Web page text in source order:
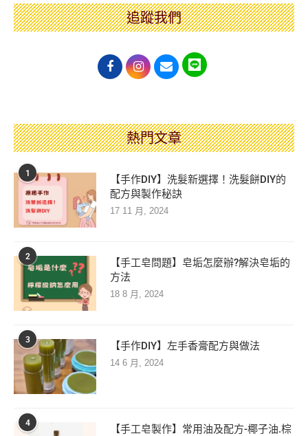
追蹤我們
熱門文章
1
【手作DIY】洗髮新選擇！洗髮餅DIY的
配方與製作秘訣
17 11 月, 2024
2
【手工皂問題】皂垢怎麼辦?解決皂垢的
方法
18 8 月, 2024
3 【手作DIY】左手香膏配方與做法
14 6 月, 2024
4
【手工皂製作】常用油及配方-椰子油.棕